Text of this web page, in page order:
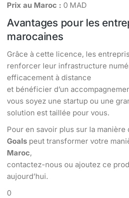
Prix au Maroc : 0 MAD
Avantages pour les
marocaines
Grâce à cette licence, les
renforcer leur infrastructure
efficacement à distance
et bénéficier d’un
vous soyez une startup ou une
solution est taillée pour vous.
Pour en savoir plus sur la manière
Goals peut transformer votre
Maroc,
contactez-nous ou ajoutez ce
aujourd’hui.
0